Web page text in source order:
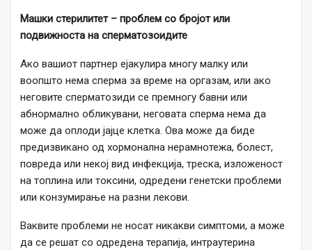
Машки стерилитет – проблем со бројот или
подвижноста на сперматозоидите
Ако вашиот партнер ејакулира многу малку или
воопшто нема сперма за време на оргазам, или ако
неговите сперматозиди се премногу бавни или
абнормално обликувани, неговата сперма нема да
може да оплоди јајце клетка. Ова може да биде
предизвикано од хормонална нерамнотежа, болест,
повреда или некој вид инфекција, треска, изложеност
на топлина или токсини, одредени генетски проблеми
или конзумирање на разни лекови.
Ваквите проблеми не носат никакви симптоми, а може
да се решат со одредена терапија, интраутерина